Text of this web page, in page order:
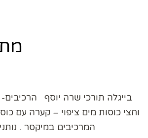
המרכיבים במיקסר .